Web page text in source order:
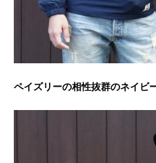
ペイズリーの相性抜群のネイビ